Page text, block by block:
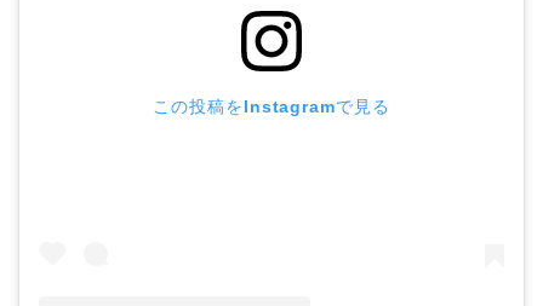
この投稿をInstagramで見る